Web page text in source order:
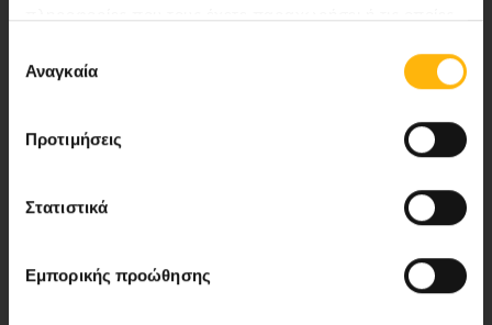
των υπηρεσιών τους.
συγκατάθεσης
Αναγκαία
Προτιμήσεις
Στατιστικά
Εμπορικής προώθησης
Video Gallery